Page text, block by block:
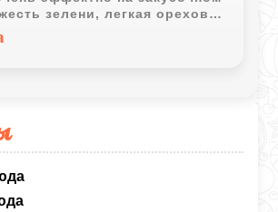
зелени, легкая ореховая
кремовая начинка делают
одновременно легкой и